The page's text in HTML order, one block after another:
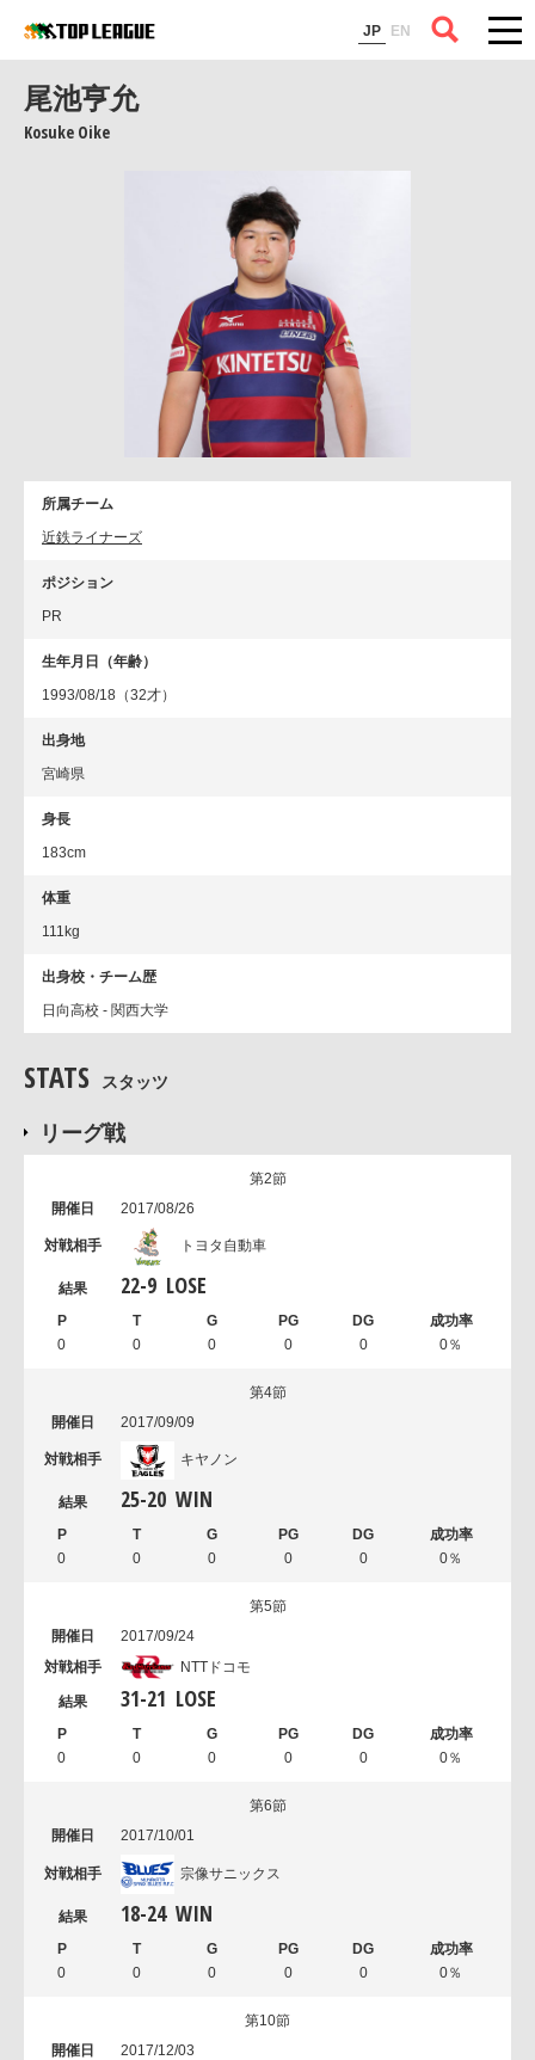
JP EN
コラム
尾池亨允
Kosuke Oike
所属チーム
近鉄ライナーズ
ポジション
PR
生年月日（年齢）
1993/08/18（32才）
出身地
宮崎県
身長
183cm
体重
111kg
出身校・チーム歴
日向高校 - 関西大学
STATS スタッツ
リーグ戦
第2節
2017/08/26
トヨタ自動車
22-9 LOSE
0 0 0 0 0 0％
第4節
2017/09/09
キヤノン
25-20 WIN
0 0 0 0 0 0％
第5節
2017/09/24
NTTドコモ
31-21 LOSE
0 0 0 0 0 0％
第6節
2017/10/01
宗像サニックス
18-24 WIN
0 0 0 0 0 0％
第10節
2017/12/03